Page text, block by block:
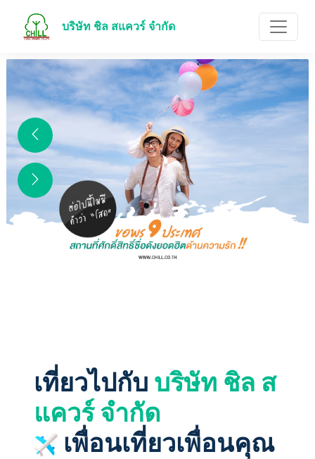
บริษัท ชิล สแควร์ จำกัด
เที่ยวไปกับ บริษัท ชิล ส
แควร์ จำกัด
เพื่อนเที่ยวเพื่อนคุณ